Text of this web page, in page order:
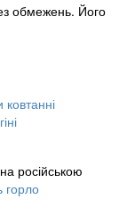
обмежень. Його
російською
горло